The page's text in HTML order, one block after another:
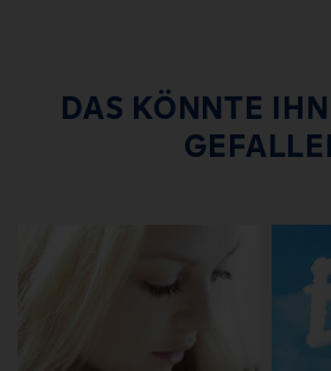
DAS KÖNNTE